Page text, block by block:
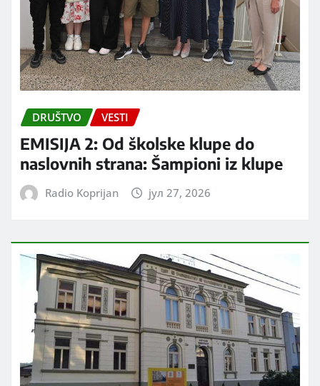
DRUŠTVO VESTI
EMISIJA 2: Od školske klupe do
naslovnih strana: Šampioni iz klupe
Radio Koprijan јул 27, 2026